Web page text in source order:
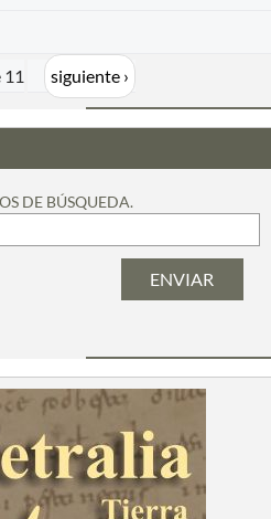
11 siguiente ›
DE BÚSQUEDA.